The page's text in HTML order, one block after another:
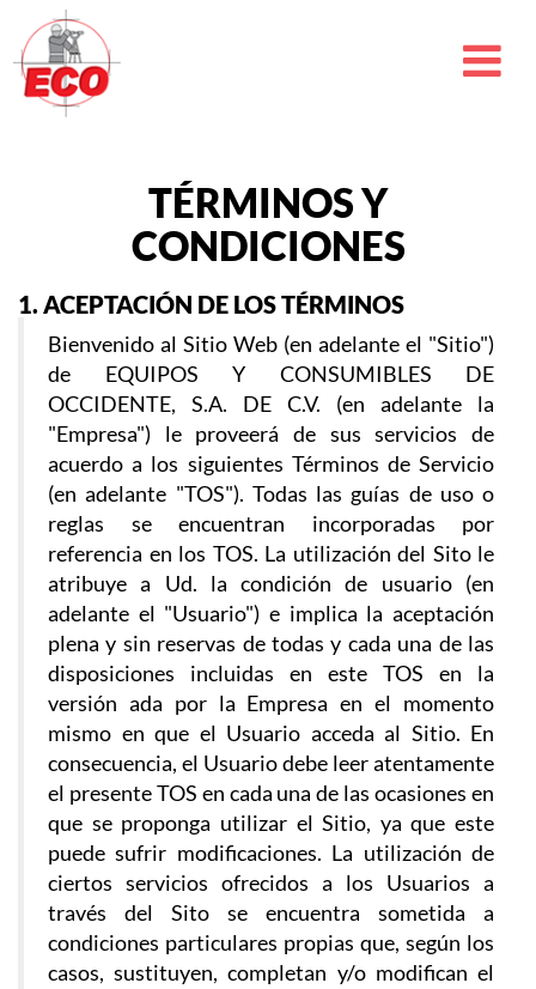
TÉRMINOS Y
CONDICIONES
1. ACEPTACIÓN DE LOS TÉRMINOS
Bienvenido al Sitio Web (en adelante el "Sitio")
de EQUIPOS Y CONSUMIBLES DE
OCCIDENTE, S.A. DE C.V. (en adelante la
"Empresa") le proveerá de sus servicios de
acuerdo a los siguientes Términos de Servicio
(en adelante "TOS"). Todas las guías de uso o
reglas se encuentran incorporadas por
referencia en los TOS. La utilización del Sito le
atribuye a Ud. la condición de usuario (en
adelante el "Usuario") e implica la aceptación
plena y sin reservas de todas y cada una de las
disposiciones incluidas en este TOS en la
versión ada por la Empresa en el momento
mismo en que el Usuario acceda al Sitio. En
consecuencia, el Usuario debe leer atentamente
el presente TOS en cada una de las ocasiones en
que se proponga utilizar el Sitio, ya que este
puede sufrir modificaciones. La utilización de
ciertos servicios ofrecidos a los Usuarios a
través del Sito se encuentra sometida a
condiciones particulares propias que, según los
casos, sustituyen, completan y/o modifican el